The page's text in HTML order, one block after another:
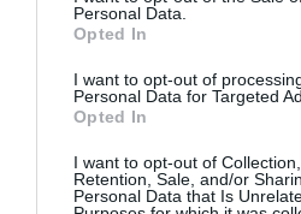
Personal Data.
Opted In
I want to opt-out of
Personal Data for Targeted
Opted In
I want to opt-out of Collection,
Retention, Sale, and/or
Personal Data that Is
Open Culture. Talán a
megjegyzése mégis az volt,
feltétlenül az emberről szól
mesterséges intelligencián
Mint fogalmazott: